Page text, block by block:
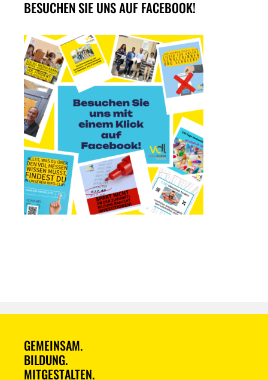
BESUCHEN SIE UNS AUF FACEBOOK!
GEMEINSAM.
BILDUNG.
MITGESTALTEN.